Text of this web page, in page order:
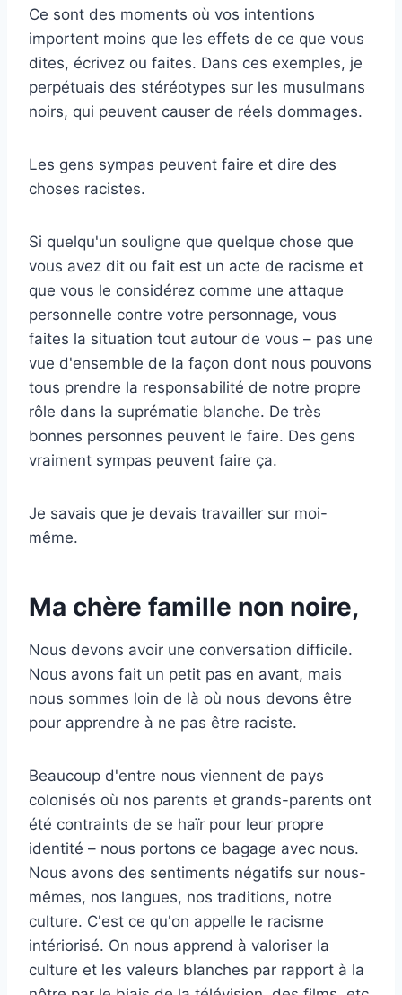
Ce sont des moments où vos intentions
importent moins que les effets de ce que vous
dites, écrivez ou faites. Dans ces exemples, je
perpétuais des stéréotypes sur les musulmans
noirs, qui peuvent causer de réels dommages.
Les gens sympas peuvent faire et dire des
choses racistes.
Si quelqu'un souligne que quelque chose que
vous avez dit ou fait est un acte de racisme et
que vous le considérez comme une attaque
personnelle contre votre personnage, vous
faites la situation tout autour de vous – pas une
vue d'ensemble de la façon dont nous pouvons
tous prendre la responsabilité de notre propre
rôle dans la suprématie blanche. De très
bonnes personnes peuvent le faire. Des gens
vraiment sympas peuvent faire ça.
Je savais que je devais travailler sur moi-
même.
Ma chère famille non noire,
Nous devons avoir une conversation difficile.
Nous avons fait un petit pas en avant, mais
nous sommes loin de là où nous devons être
pour apprendre à ne pas être raciste.
Beaucoup d'entre nous viennent de pays
colonisés où nos parents et grands-parents ont
été contraints de se haïr pour leur propre
identité – nous portons ce bagage avec nous.
Nous avons des sentiments négatifs sur nous-
mêmes, nos langues, nos traditions, notre
culture. C'est ce qu'on appelle le racisme
intériorisé. On nous apprend à valoriser la
culture et les valeurs blanches par rapport à la